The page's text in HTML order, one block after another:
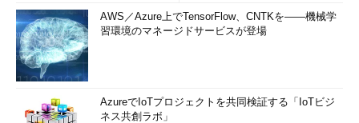
AWS／Azure上でTensorFlow、CNTKを――機械学
習環境のマネージドサービスが登場
AzureでIoTプロジェクトを共同検証する「IoTビジ
ネス共創ラボ」